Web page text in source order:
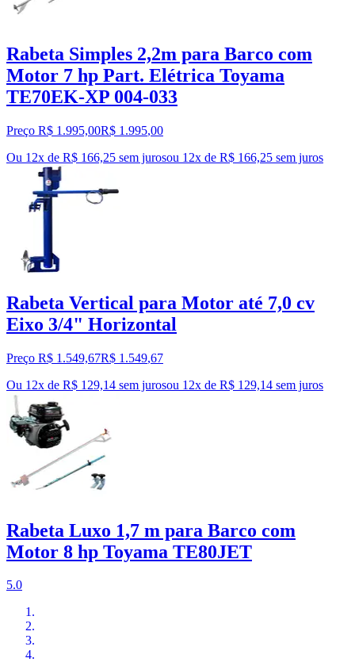
Rabeta Simples 2,2m para Barco com
Motor 7 hp Part. Elétrica Toyama
TE70EK-XP 004-033
Preço R$ 1.995,00R$ 1.995,00
Ou 12x de R$ 166,25 sem jurosou 12x de R$ 166,25 sem juros
Rabeta Vertical para Motor até 7,0 cv
Eixo 3/4" Horizontal
Preço R$ 1.549,67R$ 1.549,67
Ou 12x de R$ 129,14 sem jurosou 12x de R$ 129,14 sem juros
Rabeta Luxo 1,7 m para Barco com
Motor 8 hp Toyama TE80JET
5.0